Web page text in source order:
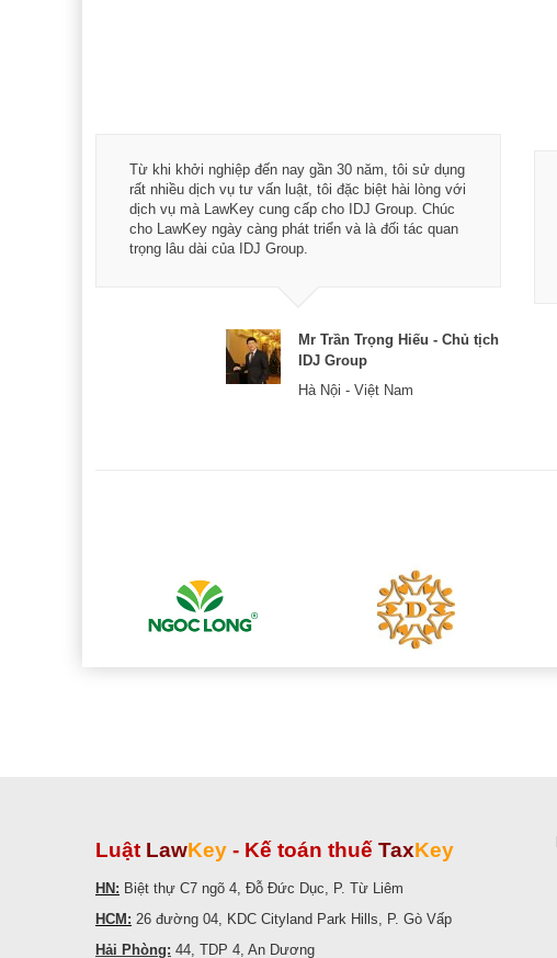
Từ khi khởi nghiệp đến nay gần 30 năm, tôi sử dụng
rất nhiều dịch vụ tư vấn luật, tôi đặc biệt hài lòng với
dịch vụ mà LawKey cung cấp cho IDJ Group. Chúc
cho LawKey ngày càng phát triển và là đối tác quan
trọng lâu dài của IDJ Group.
Mr Trần Trọng Hiếu - Chủ tịch
IDJ Group
Hà Nội - Việt Nam
Luật LawKey - Kế toán thuế TaxKey
HN: Biệt thự C7 ngõ 4, Đỗ Đức Dục, P. Từ Liêm
HCM: 26 đường 04, KDC Cityland Park Hills, P. Gò Vấp
Hải Phòng: 44, TDP 4, An Dương